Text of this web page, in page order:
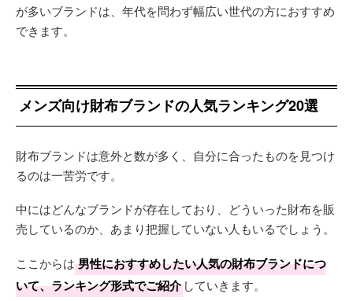
が多いブランドは、年代を問わず幅広い世代の方におすすめ
できます。
メンズ向け財布ブランドの人気ランキング20選
財布ブランドは意外と数が多く、自分に合ったものを見つけ
るのは一苦労です。
中にはどんなブランドが存在しており、どういった財布を販
売しているのか、あまり把握していない人もいるでしょう。
ここからは 男性におすすめしたい人気の財布ブランドにつ
いて、ランキング形式でご紹介 していきます。